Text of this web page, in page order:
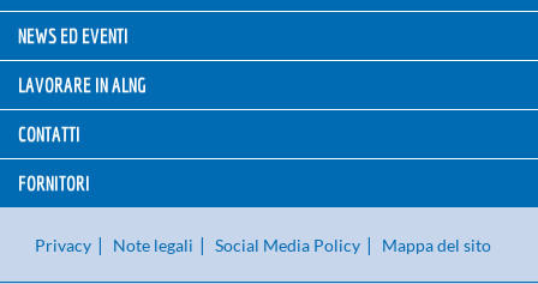
NEWS ED EVENTI
LAVORARE IN ALNG
CONTATTI
FORNITORI
Privacy Note legali Social Media Policy Mappa del sito